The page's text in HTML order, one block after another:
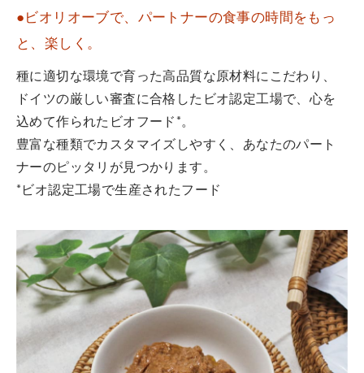
●ビオリオーブで、パートナーの食事の時間をもっ
と、楽しく。
種に適切な環境で育った高品質な原材料にこだわり、
ドイツの厳しい審査に合格したビオ認定工場で、心を
込めて作られたビオフード*。
豊富な種類でカスタマイズしやすく、あなたのパート
ナーのピッタリが見つかります。
*ビオ認定工場で生産されたフード